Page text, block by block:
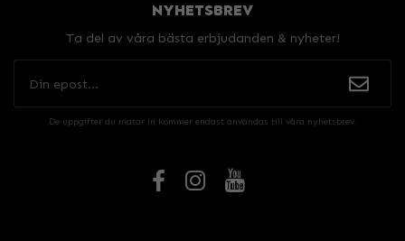
NYHETSBREV
Ta del av våra bästa erbjudanden & nyheter!
De uppgifter du matar in kommer endast användas till våra nyhetsbrev.